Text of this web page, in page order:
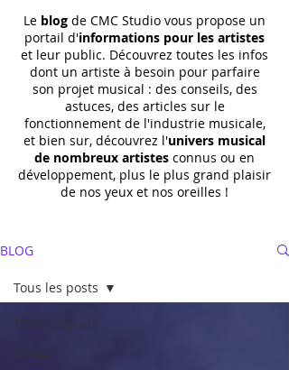
Le blog de CMC Studio vous propose un
portail d'informations pour les artistes
et leur public. Découvrez toutes les infos
dont un artiste à besoin pour parfaire
son projet musical : des conseils, des
astuces, des articles sur le
fonctionnement de l'industrie musicale,
et bien sur, découvrez l'univers musical
de nombreux artistes connus ou en
développement, plus le plus grand plaisir
de nos yeux et nos oreilles !
BLOG
Tous les posts
QUIZZ
Tous les posts